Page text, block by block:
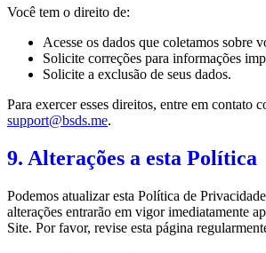
Você tem o direito de:
Acesse os dados que coletamos sobre
Solicite correções para informações
Solicite a exclusão de seus dados.
Para exercer esses direitos, entre em contato
support@bsds.me.
9. Alterações a esta Política
Podemos atualizar esta Política de
alterações entrarão em vigor imediatamente
Site. Por favor, revise esta página